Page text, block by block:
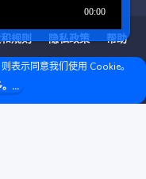
规则 隐私政策
帮助
有 |Microsoft Marketplace
表示同意我们使用 Cookie。
...